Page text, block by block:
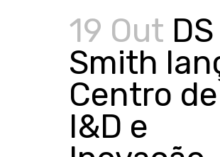
19 Out DS
Smith
Centro de
I&D e